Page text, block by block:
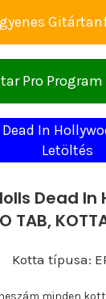
Pro
In
Letöltés
Dead In
TAB,
Kotta típusa:
minden